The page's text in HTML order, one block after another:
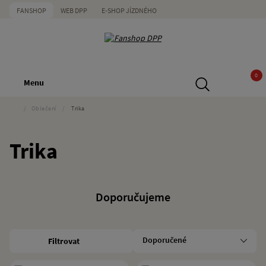
FANSHOP WEB DPP E-SHOP JÍZDNÉHO
Menu
0
Oblečení Trika
Trika
Doporučujeme
Filtrovat